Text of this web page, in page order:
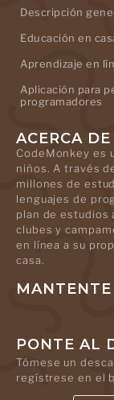
Descripción
Educación en
Aprendizaje en
Aplicación para
programadores
ACERCA
CodeMonkey es
niños. A través
millones de
lenguajes de
plan de estudios
clubes y
en línea a su
casa.
PONTE AL
Tómese un
regístrese en el